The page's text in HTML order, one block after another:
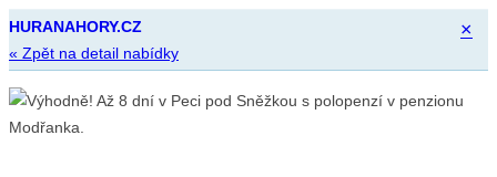
HURANAHORY.CZ
« Zpět na detail nabídky
×